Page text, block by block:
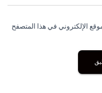
الإلكتروني في هذا المتصفح